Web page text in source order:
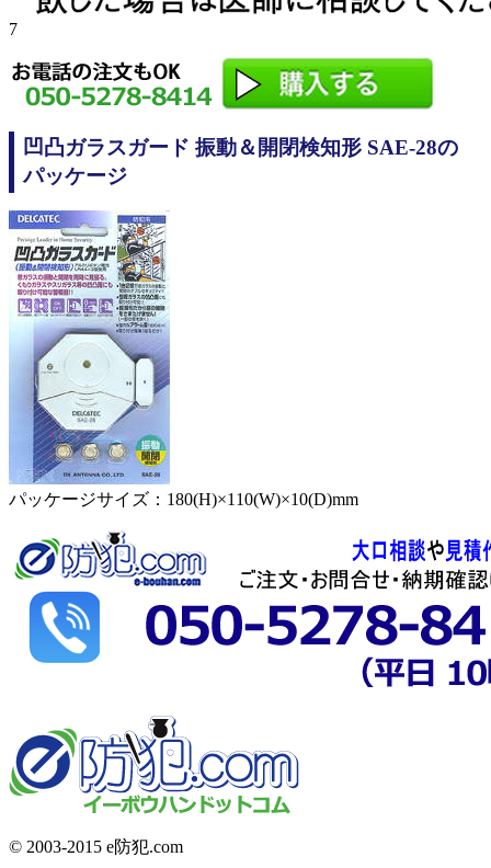
7
凹凸ガラスガード 振動＆開閉検知形 SAE-28の
パッケージ
パッケージサイズ：180(H)×110(W)×10(D)mm
© 2003-2015 e防犯.com